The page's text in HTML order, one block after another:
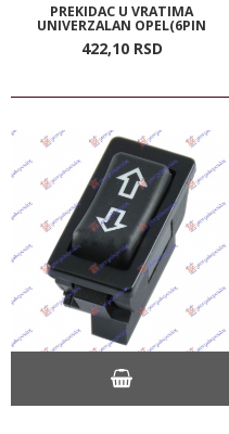
PREKIDAC U VRATIMA
UNIVERZALAN OPEL(6PIN
422,10 RSD